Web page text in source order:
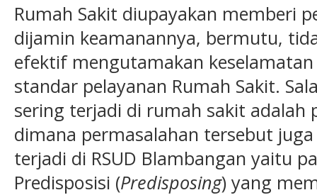
Rumah Sakit diupayakan memberi
dijamin keamanannya, bermutu,
efektif mengutamakan
standar pelayanan Rumah Sakit.
sering terjadi di rumah sakit adalah
dimana permasalahan tersebut
terjadi di RSUD Blambangan yaitu
Predisposisi (Predisposing) yang